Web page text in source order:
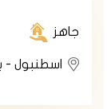
القابلة
والمراكز
والحدائق
والأجانب ،
جاهز
اسطنبول -